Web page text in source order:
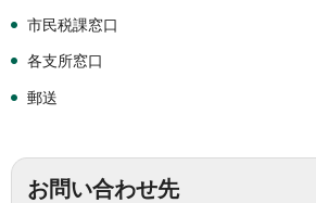
市民税課窓口
各支所窓口
郵送
お問い合わせ先